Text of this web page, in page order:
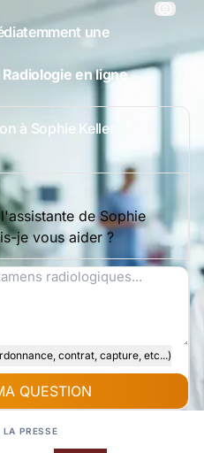
une
en ligne
à Sophie Keller
de Sophie
je vous aider ?
contrat, capture, etc...)
QUESTION
PRESSE